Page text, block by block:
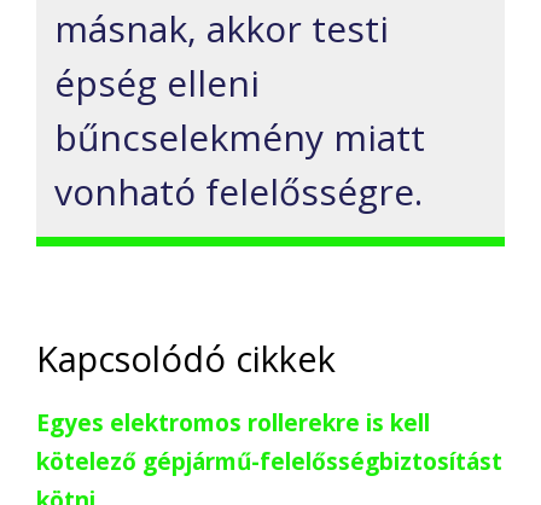
másnak, akkor testi
épség elleni
bűncselekmény miatt
vonható felelősségre.
Kapcsolódó cikkek
Egyes elektromos rollerekre is kell
kötelező gépjármű-felelősségbiztosítást